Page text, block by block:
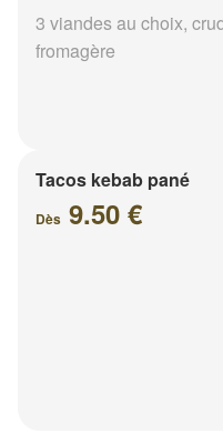
3 viandes au choix,
fromagère
Tacos kebab pané
Dès 9.50 €